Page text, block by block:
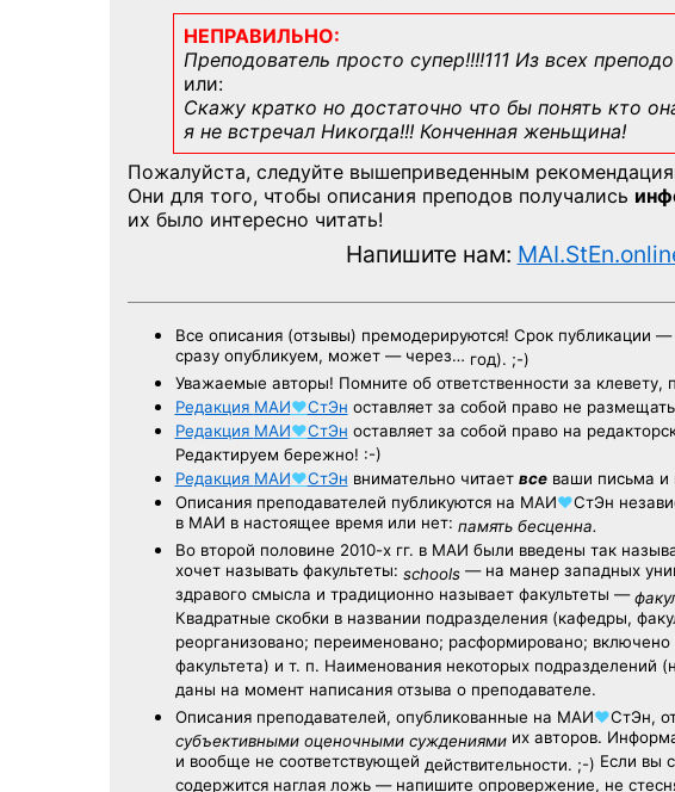
НЕПРАВИЛЬНО:
Преподователь просто супер!!!!111 Из всех
или:
Скажу кратко но достаточно что бы понять кто
я не встречал Никогда!!! Конченная женьщина!
Пожалуйста, следуйте вышеприведенным
Они для того, чтобы описания преподов получались
их было интересно читать!
Напишите нам:
Все описания (отзывы) премодерируются! Срок публикации —
сразу опубликуем, может — через… год). ;-)
Уважаемые авторы! Помните об ответственности за клевету,
Редакция МАИ♥СтЭн оставляет за собой право не
Редакция МАИ♥СтЭн оставляет за собой право на
Редактируем бережно! :-)
Редакция МАИ♥СтЭн внимательно читает всеваши письма и
Описания преподавателей публикуются на МАИ♥СтЭн
в МАИ в настоящее время или нет: память бесценна.
Во второй половине 2010-х гг. в МАИ были введены так
хочет называть факультеты: schools— на манер западных
здравого смысла и традиционно называет факультеты —
Квадратные скобки в названии подразделения (кафедры,
реорганизовано; переименовано; расформировано;
факультета) и т. п. Наименования некоторых подразделений
даны на момент написания отзыва о преподавателе.
Описания преподавателей, опубликованные на МАИ♥СтЭн,
субъективными оценочными суждениямиих авторов.
и вообще не соответствующей действительности. ;-) Если вы
содержится наглая ложь — напишите опровержение, не